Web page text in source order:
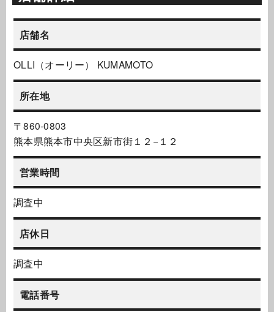
店舗名
OLLI（オーリー） KUMAMOTO
所在地
〒860-0803
熊本県熊本市中央区新市街１２−１２
営業時間
調査中
店休日
調査中
電話番号